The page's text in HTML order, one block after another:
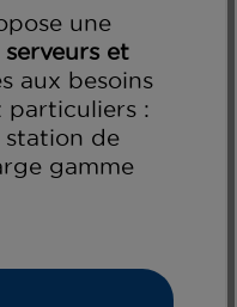
une
et
aux besoins
particuliers :
station de
gamme